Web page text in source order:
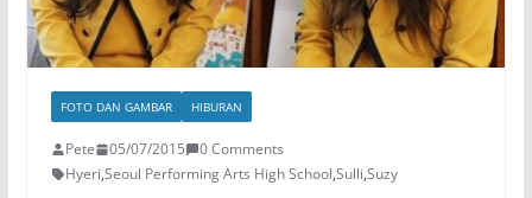
FOTO DAN GAMBAR HIBURAN
Pete 05/07/2015
0 Comments
Hyeri,Seoul Performing Arts High School,Sulli,Suzy